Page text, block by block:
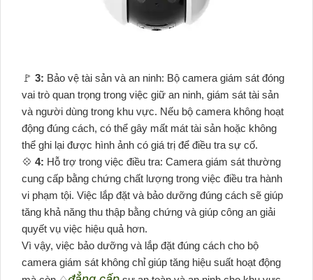
️🚩 3: Bảo vệ tài sản và an ninh: Bộ camera giám sát đóng
vai trò quan trọng trong việc giữ an ninh, giám sát tài sản
và người dùng trong khu vực. Nếu bộ camera không hoạt
động đúng cách, có thể gây mất mát tài sản hoặc không
thể ghi lại được hình ảnh có giá trị để điều tra sự cố.
💠 4: Hỗ trợ trong việc điều tra: Camera giám sát thường
cung cấp bằng chứng chất lượng trong việc điều tra hành
vi phạm tội. Việc lắp đặt và bảo dưỡng đúng cách sẽ giúp
tăng khả năng thu thập bằng chứng và giúp công an giải
quyết vụ việc hiệu quả hơn.
Vì vậy, việc bảo dưỡng và lắp đặt đúng cách cho bộ
camera giám sát không chỉ giúp tăng hiệu suất hoạt động